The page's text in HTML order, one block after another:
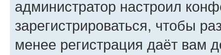
администратор настроил
зарегистрироваться, чтобы
менее регистрация даёт вам